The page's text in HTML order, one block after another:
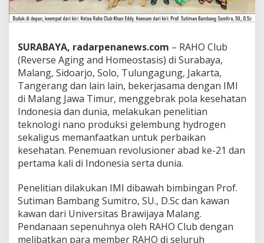
n
R
O
C
l
b
d
a
n
M
I
,
o
b
r
a
k
D
SURABAYA, radarpenanews.com – RAHO Club
(Reverse Aging and Homeostasis) di Surabaya,
Malang, Sidoarjo, Solo, Tulungagung, Jakarta,
Tangerang dan lain lain, bekerjasama dengan IMI
di Malang Jawa Timur, menggebrak pola kesehatan
Indonesia dan dunia, melakukan penelitian
teknologi nano produksi gelembung hydrogen
sekaligus memanfaatkan untuk perbaikan
kesehatan. Penemuan revolusioner abad ke-21 dan
pertama kali di Indonesia serta dunia.
Penelitian dilakukan IMI dibawah bimbingan Prof.
Sutiman Bambang Sumitro, SU., D.Sc dan kawan
kawan dari Universitas Brawijaya Malang.
Pendanaan sepenuhnya oleh RAHO Club dengan
melibatkan para member RAHO di seluruh